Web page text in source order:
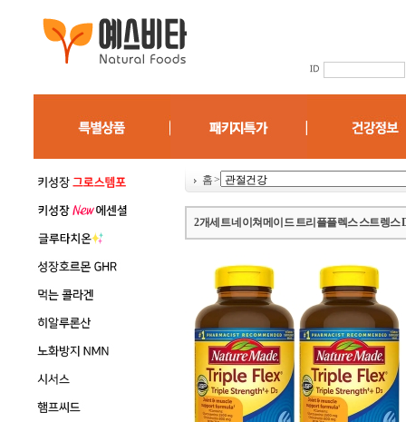
홈>
2개세트 네이쳐메이드 트리플플렉스 스트렝스